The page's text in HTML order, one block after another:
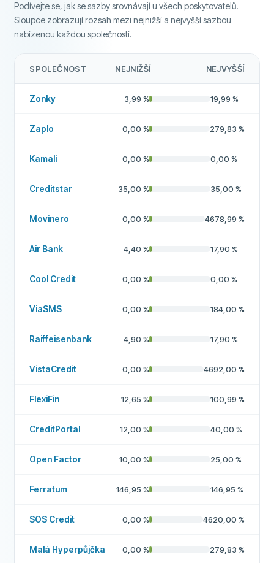
Vysoká míra schválení Ne
Doporučená společnost
Více o této společnosti
SPOLEČNOST NEJNIŽŠÍ NEJVYŠŠÍ
Zonky 3,99 % 19,99 %
Zaplo 0,00 % 279,83 %
Kamali 0,00 % 0,00 %
Creditstar 35,00 % 35,00 %
Movinero 0,00 % 4678,99 %
Air Bank 4,40 % 17,90 %
Cool Credit 0,00 % 0,00 %
ViaSMS 0,00 % 184,00 %
Raiffeisenbank 4,90 % 17,90 %
VistaCredit 0,00 % 4692,00 %
FlexiFin 12,65 % 100,99 %
CreditPortal 12,00 % 40,00 %
Open Factor 10,00 % 25,00 %
Ferratum 146,95 % 146,95 %
SOS Credit 0,00 % 4620,00 %
Malá Hyperpůjčka 0,00 % 279,83 %
Podívejte se, jak se sazby srovnávají u všech poskytovatelů.
Sloupce zobrazují rozsah mezi nejnižší a nejvyšší sazbou
nabízenou každou společností.